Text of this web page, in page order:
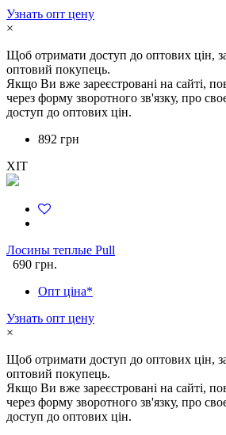
Узнать опт цену
×
Щоб отримати доступ до оптових цін,
оптовий покупець.
Якщо Ви вже зареєстровані на сайті,
через форму зворотного зв'язку, про
доступ до оптових цін.
892 грн
ХІТ
Лосины теплые Pull
690 грн.
Опт ціна*
Узнать опт цену
×
Щоб отримати доступ до оптових цін,
оптовий покупець.
Якщо Ви вже зареєстровані на сайті,
через форму зворотного зв'язку, про
доступ до оптових цін.